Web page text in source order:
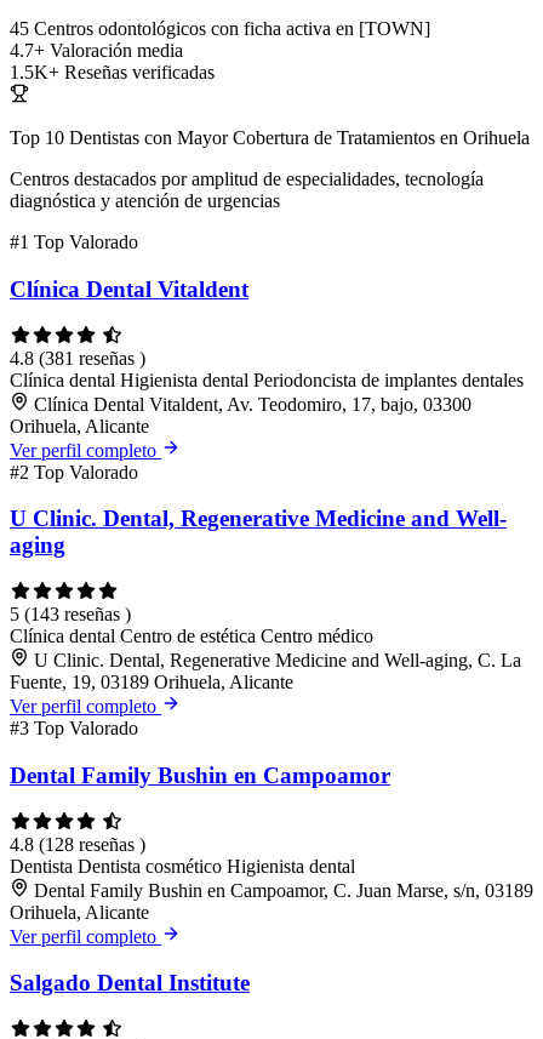
45 Centros odontológicos con ficha activa en [TOWN]
4.7+ Valoración media
1.5K+ Reseñas verificadas
Top 10 Dentistas con Mayor Cobertura de Tratamientos en Orihuela
Centros destacados por amplitud de especialidades, tecnología
diagnóstica y atención de urgencias
#1 Top Valorado
Clínica Dental Vitaldent
4.8 (381 reseñas )
Clínica dental Higienista dental Periodoncista de implantes dentales
Clínica Dental Vitaldent, Av. Teodomiro, 17, bajo, 03300
Orihuela, Alicante
Ver perfil completo
#2 Top Valorado
U Clinic. Dental, Regenerative Medicine and Well-
aging
5 (143 reseñas )
Clínica dental Centro de estética Centro médico
U Clinic. Dental, Regenerative Medicine and Well-aging, C. La
Fuente, 19, 03189 Orihuela, Alicante
Ver perfil completo
#3 Top Valorado
Dental Family Bushin en Campoamor
4.8 (128 reseñas )
Dentista Dentista cosmético Higienista dental
Dental Family Bushin en Campoamor, C. Juan Marse, s/n, 03189
Orihuela, Alicante
Ver perfil completo
Salgado Dental Institute